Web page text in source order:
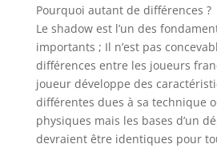
Pourquoi autant de différences ?
Le shadow est l’un des
importants ; Il n’est pas
différences entre les joueurs
joueur développe des
différentes dues à sa technique
physiques mais les bases d’un
devraient être identiques pour